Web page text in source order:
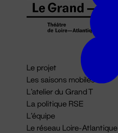
Le projet
Les saisons mobiles
L'atelier du Grand T
La politique RSE
L'équipe
Le réseau Loire-Atlantique